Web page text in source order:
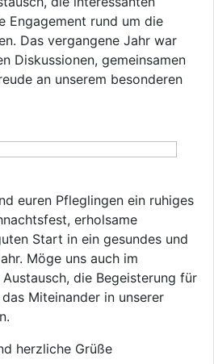
Engagement rund um die
Das vergangene Jahr war
Diskussionen, gemeinsamen
an unserem besonderen
euren Pfleglingen ein ruhiges
erholsame
Start in ein gesundes und
Möge uns auch im
die Begeisterung für
Miteinander in unserer
herzliche Grüße